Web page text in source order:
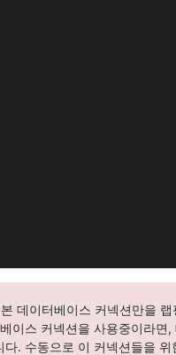
데이터베이스 커넥션만을
이스 커넥션을 사용중이라면,
다. 수동으로 이 커넥션들을 위